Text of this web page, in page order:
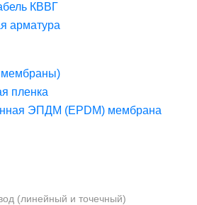
КВВГ
арматура
пленка
ЭПДМ (EPDM) мембрана
(линейный и точечный)